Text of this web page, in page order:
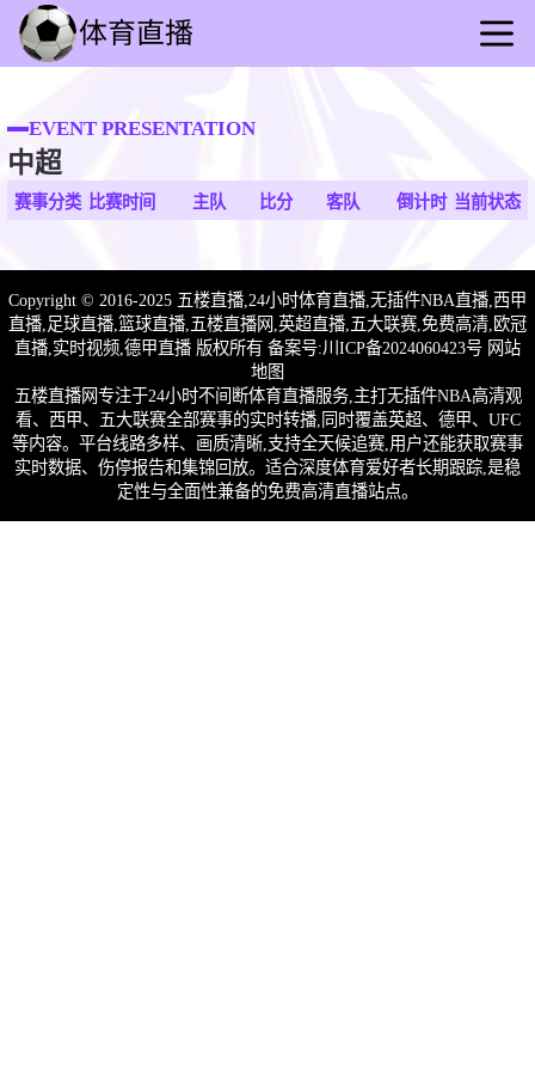
足球直播
篮球直播
足球录播
篮球速报
其他赛事
EVENT PRESENTATION
中超
赛事分类 比赛时间 主队 比分 客队 倒计时 当前状态
Copyright © 2016-2025 五楼直播,24小时体育直播,无插件NBA直播,西甲
直播,足球直播,篮球直播,五楼直播网,英超直播,五大联赛,免费高清,欧冠
直播,实时视频,德甲直播 版权所有 备案号:川ICP备2024060423号 网站
地图
五楼直播网专注于24小时不间断体育直播服务,主打无插件NBA高清观
看、西甲、五大联赛全部赛事的实时转播,同时覆盖英超、德甲、UFC
等内容。平台线路多样、画质清晰,支持全天候追赛,用户还能获取赛事
实时数据、伤停报告和集锦回放。适合深度体育爱好者长期跟踪,是稳
定性与全面性兼备的免费高清直播站点。